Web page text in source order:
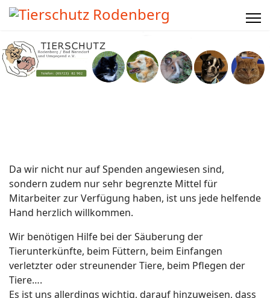
Da wir nicht nur auf Spenden angewiesen sind,
sondern zudem nur sehr begrenzte Mittel für
Mitarbeiter zur Verfügung haben, ist uns jede helfende
Hand herzlich willkommen.
Wir benötigen Hilfe bei der Säuberung der
Tierunterkünfte, beim Füttern, beim Einfangen
verletzter oder streunender Tiere, beim Pflegen der
Tiere….
Es ist uns allerdings wichtig, darauf hinzuweisen, dass